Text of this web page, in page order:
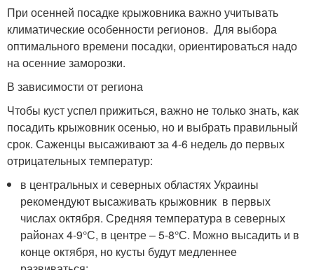
При осенней посадке крыжовника важно учитывать
климатические особенности регионов. Для выбора
оптимального времени посадки, ориентироваться надо
на осенние заморозки.
В зависимости от региона
Чтобы куст успел прижиться, важно не только знать, как
посадить крыжовник осенью, но и выбрать правильный
срок. Саженцы высаживают за 4-6 недель до первых
отрицательных температур:
в центральных и северных областях Украины
рекомендуют высаживать крыжовник в первых
числах октября. Средняя температура в северных
районах 4-9°С, в центре – 5-8°С. Можно высадить и в
конце октября, но кусты будут медленнее